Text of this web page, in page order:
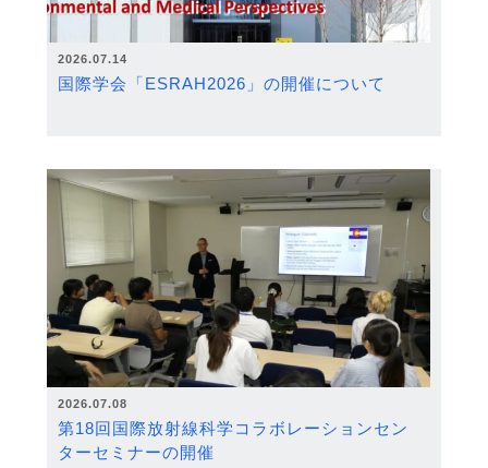
2026.07.14
国際学会「ESRAH2026」の開催について
2026.07.08
第18回国際放射線科学コラボレーションセン
ターセミナーの開催